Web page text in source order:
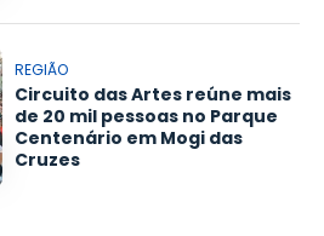
REGIÃO
Circuito das Artes reúne mais
de 20 mil pessoas no Parque
Centenário em Mogi das
Cruzes